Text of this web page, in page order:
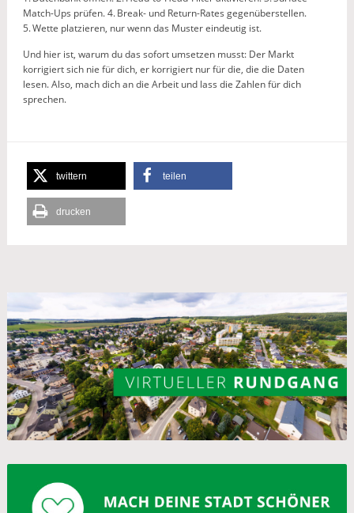
Match-Ups prüfen. 4. Break- und Return-Rates gegenüberstellen.
5. Wette platzieren, nur wenn das Muster eindeutig ist.
Und hier ist, warum du das sofort umsetzen musst: Der Markt
korrigiert sich nie für dich, er korrigiert nur für die, die die Daten
lesen. Also, mach dich an die Arbeit und lass die Zahlen für dich
sprechen.
twittern teilen
drucken